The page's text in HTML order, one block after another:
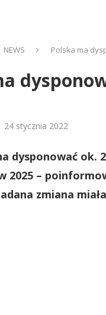
NEWS Polska ma
24 stycznia 2022
dysponować ok.
2025 –
zmiana